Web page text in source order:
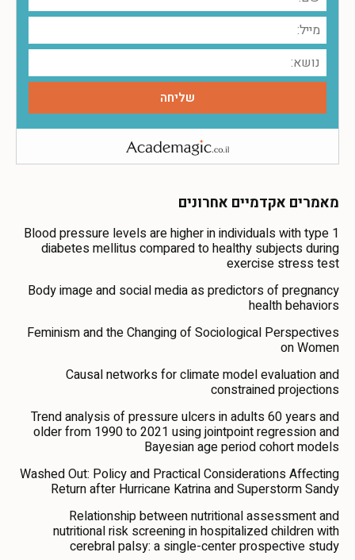
מאמרים אקדמיים אחרונים
Blood pressure levels are higher in individuals with type 1
diabetes mellitus compared to healthy subjects during
exercise stress test
Body image and social media as predictors of pregnancy
health behaviors
Feminism and the Changing of Sociological Perspectives
on Women
Causal networks for climate model evaluation and
constrained projections
Trend analysis of pressure ulcers in adults 60 years and
older from 1990 to 2021 using jointpoint regression and
Bayesian age period cohort models
Washed Out: Policy and Practical Considerations Affecting
Return after Hurricane Katrina and Superstorm Sandy
Relationship between nutritional assessment and
nutritional risk screening in hospitalized children with
cerebral palsy: a single-center prospective study